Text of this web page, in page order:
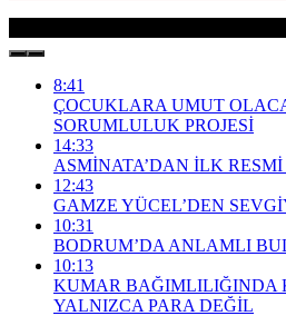
8:41
ÇOCUKLARA UMUT
SORUMLULUK PROJESİ
14:33
ASMİNATA’DAN İLK
12:43
GAMZE YÜCEL’DEN
10:31
BODRUM’DA ANLAMLI
10:13
KUMAR BAĞIMLILIĞINDA
YALNIZCA PARA DEĞİL